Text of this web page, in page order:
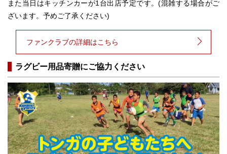
また当日はキッチンカーが1台出店予定です。(混雑する場合がご
ざいます。予めご了承ください)
ファンクラブの詳細はこちら
ラグビー用品寄贈にご協力ください